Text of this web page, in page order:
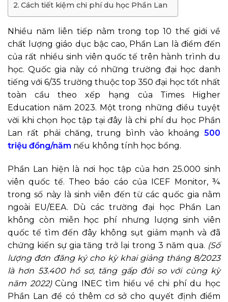
Cách tiết kiệm chi phí du học Phần Lan
Nhiều năm liên tiếp nằm trong top 10 thế giới về
chất lượng giáo dục bậc cao, Phần Lan là điểm đến
của rất nhiều sinh viên quốc tế trên hành trình du
học. Quốc gia này có những trường đại học danh
tiếng với 6/35 trường thuộc top 350 đại học tốt nhất
toàn cầu theo xếp hạng của Times Higher
Education năm 2023. Một trong những điều tuyệt
vời khi chọn học tập tại đây là chi phí du học Phần
Lan rất phải chăng, trung bình vào khoảng 500
triệu đồng/năm nếu không tính học bổng.
Phần Lan hiện là nơi học tập của hơn 25.000 sinh
viên quốc tế. Theo báo cáo của ICEF Monitor, ¾
trong số này là sinh viên đến từ các quốc gia nằm
ngoài EU/EEA. Dù các trường đại học Phần Lan
không còn miễn học phí nhưng lượng sinh viên
quốc tế tìm đến đây không sụt giảm mạnh và đã
chứng kiến sự gia tăng trở lại trong 3 năm qua. (Số
lượng đơn đăng ký cho kỳ khai giảng tháng 8/2023
là hơn 53.400 hồ sơ, tăng gấp đôi so với cùng kỳ
năm 2022)Cùng INEC tìm hiểu về chi phí du học
Phần Lan để có thêm cơ sở cho quyết định điểm